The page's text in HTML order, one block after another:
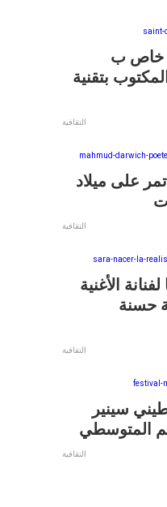
خاص ب
بتقنية
التقافية
على ميلاد
التقافية
الأغنية
حسنة
التقافية
سينير
المتوسطي
التقافية